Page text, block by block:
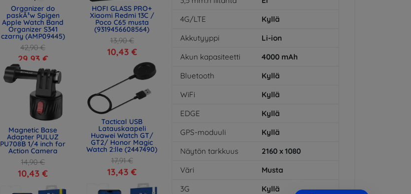
Organizer do
paskÃ³w Spigen
Apple Watch Band
Organizer S341
czarny (AMP09445)
42,90 €
29,93 €
HOFI GLASS PRO+
Xiaomi Redmi 13C /
Poco C65 musta
(9319456608564)
13,90 €
10,43 €
Magnetic Base
Adapter PULUZ
PU708B 1/4 inch for
Action Camera
14,90 €
10,43 €
Tactical USB
Latauskaapeli
Huawei Watch GT/
GT2/ Honor Magic
Watch 2:lle (2447490)
17,91 €
13,43 €
4G/LTE
Kyllä
Akkutyyppi
Li-ion
Akun kapasiteetti
4000 mAh
Bluetooth
Kyllä
WiFi
Kyllä
EDGE
Kyllä
GPS-moduuli
Kyllä
Näytön tarkkuus
2160 x 1080
Väri
Musta
3G
Kyllä